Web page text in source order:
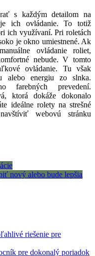
s každým detailom na
je ich ovládanie. To totiž
ich využívaní. Pri roletách
je okno umiestnené. Ak
ovládanie roliet,
nebude. V tomto
ovládanie. Tu však
alebo energiu zo slnka.
farebných prevedení.
ktorá dokáže dokonalo
ideálne rolety na strešné
webovú stránku
nový alebo bude lepšia
riešenie pre
pre dokonalý poriadok